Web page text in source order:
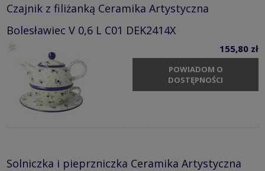
Czajnik z filiżanką Ceramika Artystyczna
Bolesławiec V 0,6 L C01 DEK2414X
155,80 zł
POWIADOM O
DOSTĘPNOŚCI
Solniczka i pieprzniczka Ceramika Artystyczna